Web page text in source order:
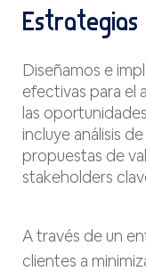
Diseñamos e
efectivas para el
las
incluye análisis
propuestas de
stakeholders
A través de un
clientes a